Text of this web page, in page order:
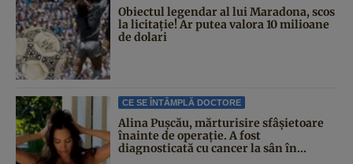
Obiectul legendar al lui Maradona, scos
la licitație! Ar putea valora 10 milioane
de dolari
CE SE ÎNTÂMPLĂ DOCTORE
Alina Pușcău, mărturisire sfâșietoare
înainte de operație. A fost
diagnosticată cu cancer la sân în...